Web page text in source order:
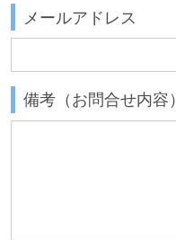
メールアドレス
備考（お問合せ内容）